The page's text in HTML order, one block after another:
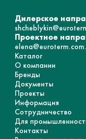
Дилерское
Проектное
Каталог
О компании
Бренды
Документы
Проекты
Информация
Сотрудничество
Для
Контакты